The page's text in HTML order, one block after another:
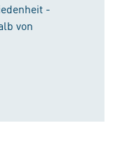
-
von